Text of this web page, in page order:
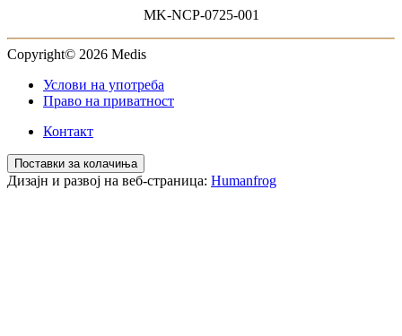
MK-NCP-0725-001
Copyright© 2026 Medis
Услови на употреба
Право на приватност
Контакт
Поставки за колачиња
Дизајн и развој на веб-страница: Humanfrog